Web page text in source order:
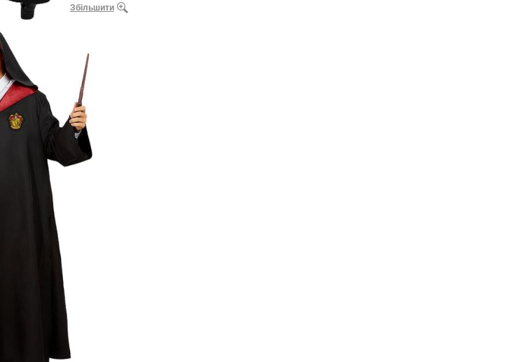
Збільшити